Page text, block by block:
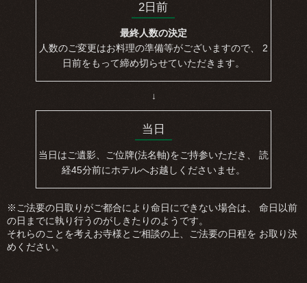
2日前
最終人数の決定
人数のご変更はお料理の準備等がございますので、 2
日前をもって締め切らせていただきます。
↓
当日
当日はご遺影、ご位牌(法名軸)をご持参いただき、 読
経45分前にホテルへお越しくださいませ。
※ご法要の日取りがご都合により命日にできない場合は、 命日以前
の日までに執り行うのがしきたりのようです。
それらのことを考えお寺様とご相談の上、ご法要の日程を お取り決
めください。